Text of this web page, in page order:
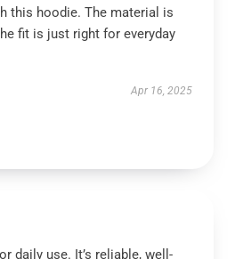
this hoodie. The material is
fit is just right for everyday
Apr 16, 2025
daily use. It’s reliable, well-